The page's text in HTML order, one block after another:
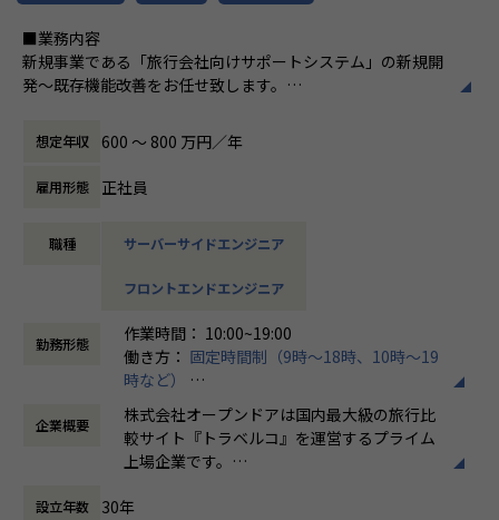
■業務内容
新規事業である「旅行会社向けサポートシステム」の新規開
発～既存機能改善をお任せ致します。
■業務詳細
・案件スケジュール調整、チームメンバーのマネジメント
・協力会社のハンドリング
・技術的問題の解決にむけたシステム構成の見直し、リファ
・大規模トラフィック、大規模データを捌くシステム構成の
・新たなミドルウェアやツールの導入
【業務の変更の範囲】
想定年収 600 〜 800 万円／年
雇用形態 正社員
職種 サーバーサイドエンジニア
フロントエンドエンジニア
勤務形態
作業時間： 10:00~19:00
働き方： 固定時間制（9時～18時、10時～19
時など）
時間外労働の有無： 有（月平均20時間）
休憩時間： 60分
企業概要
株式会社オープンドアは国内最大級の旅行比
較サイト『トラベルコ』を運営するプライム
上場企業です。
介サイト『GALLERY JAPAN』も運営してお
設立年数 30年